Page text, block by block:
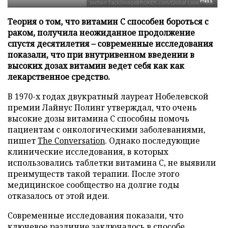
Теория о том, что витамин C способен бороться с
раком, получила неожиданное продолжение
спустя десятилетия – современные исследования
показали, что при внутривенном введении в
высоких дозах витамин ведет себя как как
лекарственное средство.
В 1970-х годах двукратный лауреат Нобелевской
премии Лайнус Полинг утверждал, что очень
высокие дозы витамина C способны помочь
пациентам с онкологическими заболеваниями,
пишетThe Conversation. Однако последующие
клинические исследования, в которых
использовались таблетки витамина C, не выявили
преимуществ такой терапии. После этого
медицинское сообщество на долгие годы
отказалось от этой идеи.
Современные исследования показали, что